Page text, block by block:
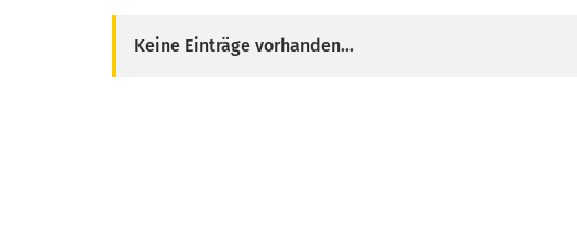
Keine Einträge vorhanden...